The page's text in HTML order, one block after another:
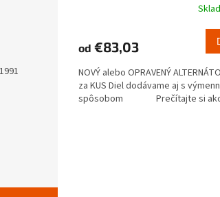
od €83,03
NOVÝ alebo OPRAVENÝ
za KUS Diel dodávame aj s
spôsobom Prečítajte si